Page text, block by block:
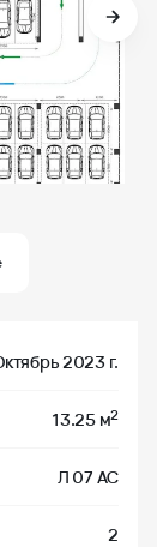
2023 г.
13.25 м2
Л 07 АС
2